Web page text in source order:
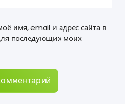
имя, email и адрес сайта в
последующих моих